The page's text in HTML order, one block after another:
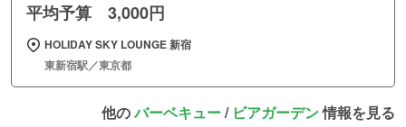
平均予算 3,000円
HOLIDAY SKY LOUNGE 新宿
東新宿駅／東京都
他のバーベキュー/ ビアガーデン情報を見る